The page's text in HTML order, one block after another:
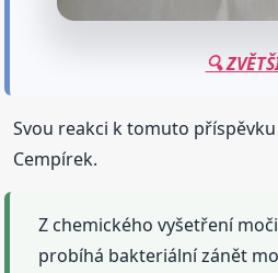
🔍
Svou reakci k tomuto
Cempírek.
Z chemického vyšetření
probíhá bakteriální zánět